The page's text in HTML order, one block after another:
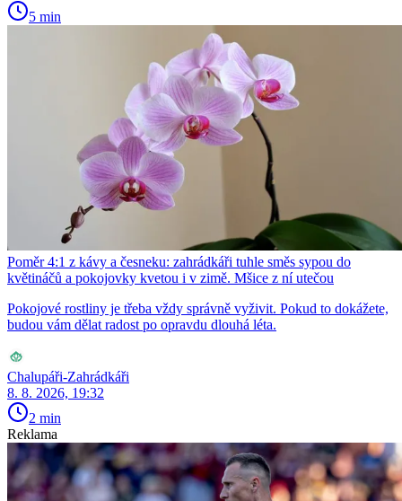
5 min
Poměr 4:1 z kávy a česneku: zahrádkáři tuhle směs sypou do
květináčů a pokojovky kvetou i v zimě. Mšice z ní utečou
Pokojové rostliny je třeba vždy správně vyživit. Pokud to dokážete,
budou vám dělat radost po opravdu dlouhá léta.
Chalupáři-Zahrádkáři
8. 8. 2026, 19:32
2 min
Reklama